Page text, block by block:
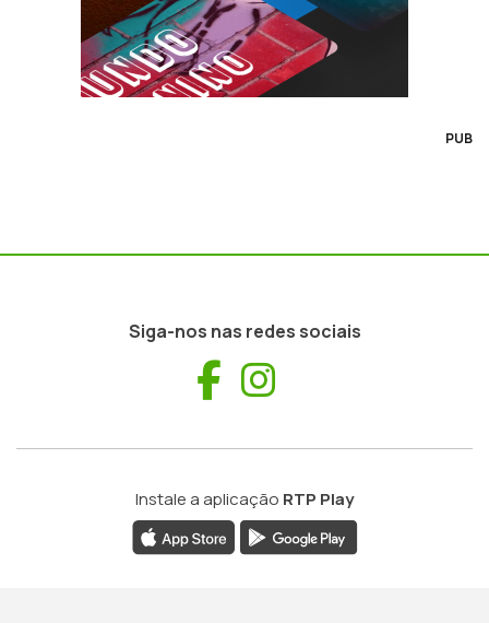
PUB
Siga-nos nas redes sociais
Facebook
Instale a aplicação RTP Play